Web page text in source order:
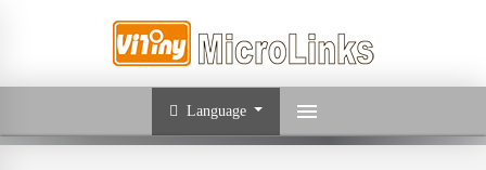
Language